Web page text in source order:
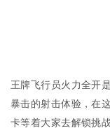
王牌飞行员火力全开
暴击的射击体验，在
卡等着大家去解锁挑